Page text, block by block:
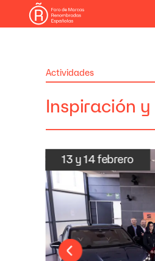
13 y 14febrero
Actividades
Inspiración y